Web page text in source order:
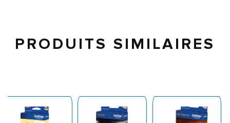
PRODUITS SIMILAIRES